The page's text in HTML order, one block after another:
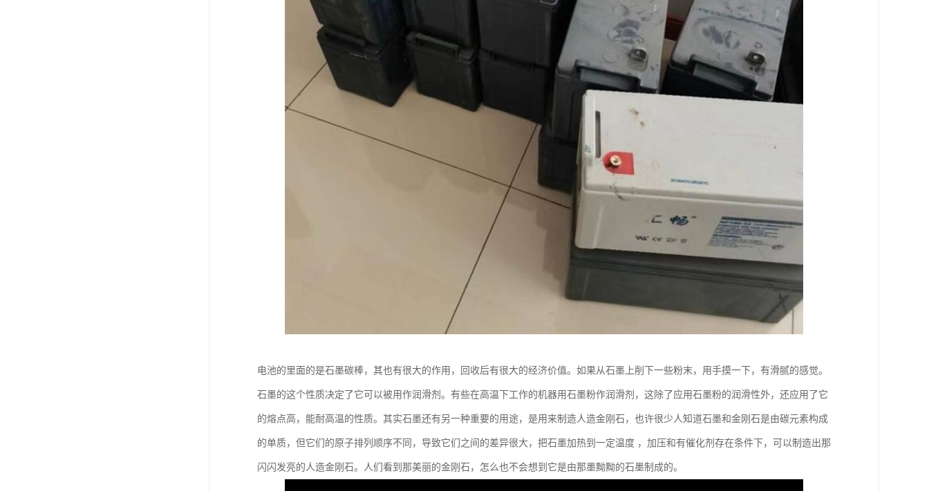
电池的里面的是石墨碳棒，其也有很大的作用，回收后有很大的经济价值。如果从石墨上削下一些粉末，用手摸一下，有滑腻的感觉。
石墨的这个性质决定了它可以被用作润滑剂。有些在高温下工作的机器用石墨粉作润滑剂，这除了应用石墨粉的润滑性外，还应用了它
的熔点高，能耐高温的性质。其实石墨还有另一种重要的用途，是用来制造人造金刚石，也许很少人知道石墨和金刚石是由碳元素构成
的单质，但它们的原子排列顺序不同，导致它们之间的差异很大，把石墨加热到一定温度 ，加压和有催化剂存在条件下，可以制造出那
闪闪发亮的人造金刚石。人们看到那美丽的金刚石，怎么也不会想到它是由那墨黝黝的石墨制成的。